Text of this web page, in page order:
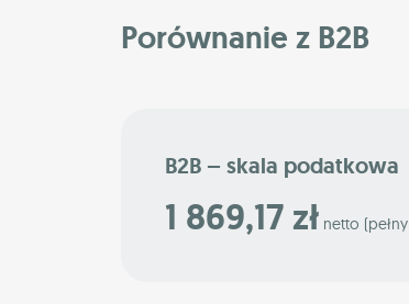
Porównanie z B2B
B2B – skala podatkowa
1 869,17 zł netto (pełny